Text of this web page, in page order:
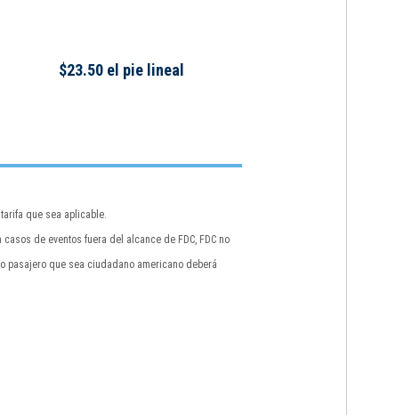
$23.50 el pie lineal
que sea aplicable.
de eventos fuera del alcance de FDC, FDC no
pasajero que sea ciudadano americano deberá